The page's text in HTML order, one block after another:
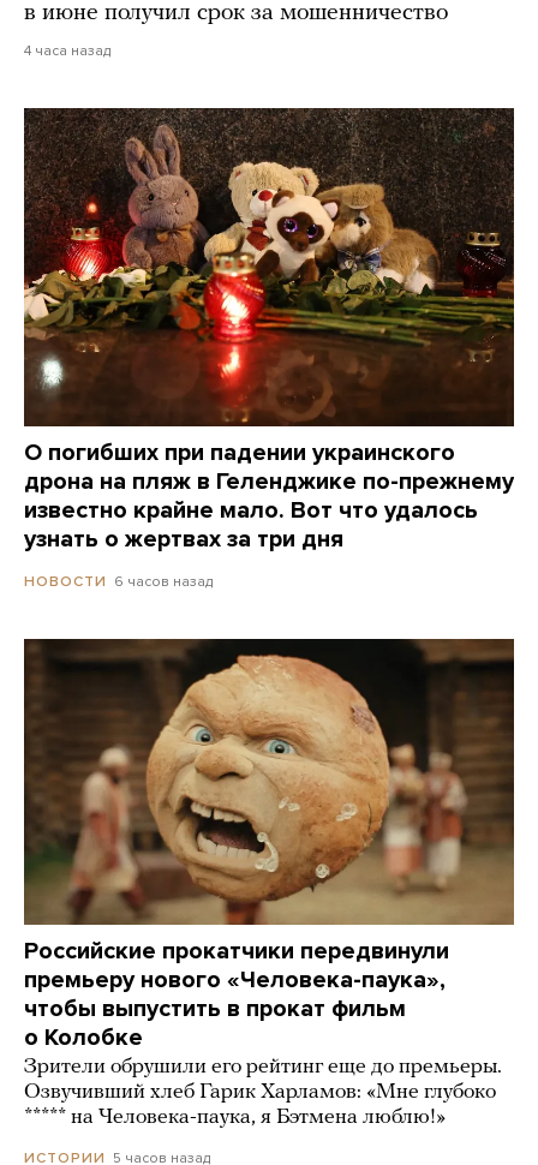
в июне получил срок за мошенничество
4 часа назад
О погибших при падении украинского
дрона на пляж в Геленджике по-прежнему
известно крайне мало. Вот что удалось
узнать о жертвах за три дня
НОВОСТИ 6 часов назад
Российские прокатчики передвинули
премьеру нового «Человека-паука»,
чтобы выпустить в прокат фильм
о Колобке
Зрители обрушили его рейтинг еще до премьеры.
Озвучивший хлеб Гарик Харламов: «Мне глубоко
***** на Человека-паука, я Бэтмена люблю!»
ИСТОРИИ 5 часов назад